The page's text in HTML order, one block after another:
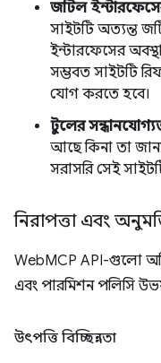
জটিল
সাইটটি অত্যন্ত
ইন্টারফেসের
সম্ভবত সাইটটি
যোগ করতে হবে।
টুলের
আছে কিনা তা
সরাসরি সেই
নিরাপত্তা এবং
WebMCP API-গুলো
এবং পারমিশন পলিসি উভয়
উৎপত্তি বিচ্ছিন্নতা